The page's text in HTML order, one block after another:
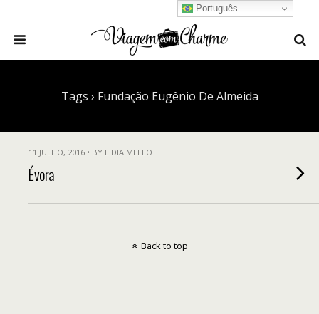
Tags › Fundação Eugênio De Almeida
11 JULHO, 2016 • BY LIDIA MELLO
Évora
Português
Back to top